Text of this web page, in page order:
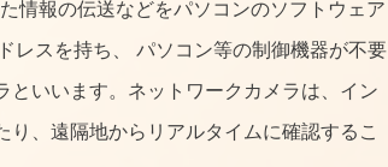
情報の伝送などをパソコンのソフトウェア
レスを持ち、 パソコン等の制御機器が不要
いいます。ネットワークカメラは、イン
、遠隔地からリアルタイムに確認するこ